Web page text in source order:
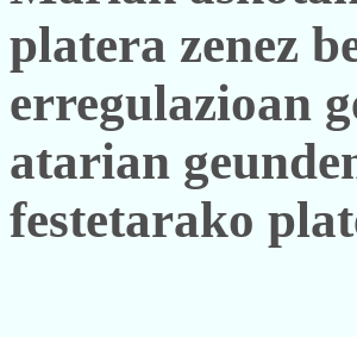
platera zenez
erregulazioan
atarian
festetarako